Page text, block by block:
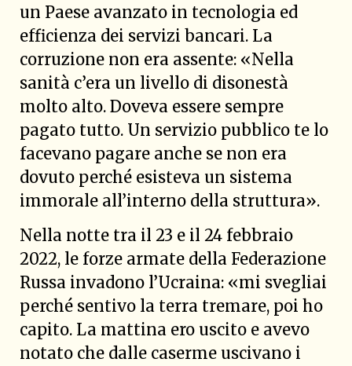
un Paese avanzato in tecnologia ed
efficienza dei servizi bancari. La
corruzione non era assente: «Nella
sanità c’era un livello di disonestà
molto alto. Doveva essere sempre
pagato tutto. Un servizio pubblico te lo
facevano pagare anche se non era
dovuto perché esisteva un sistema
immorale all’interno della struttura».
Nella notte tra il 23 e il 24 febbraio
2022, le forze armate della Federazione
Russa invadono l’Ucraina: «mi svegliai
perché sentivo la terra tremare, poi ho
capito. La mattina ero uscito e avevo
notato che dalle caserme uscivano i